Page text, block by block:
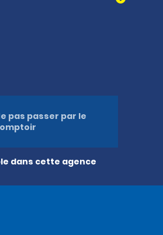
dans cette agence
pas passer par le